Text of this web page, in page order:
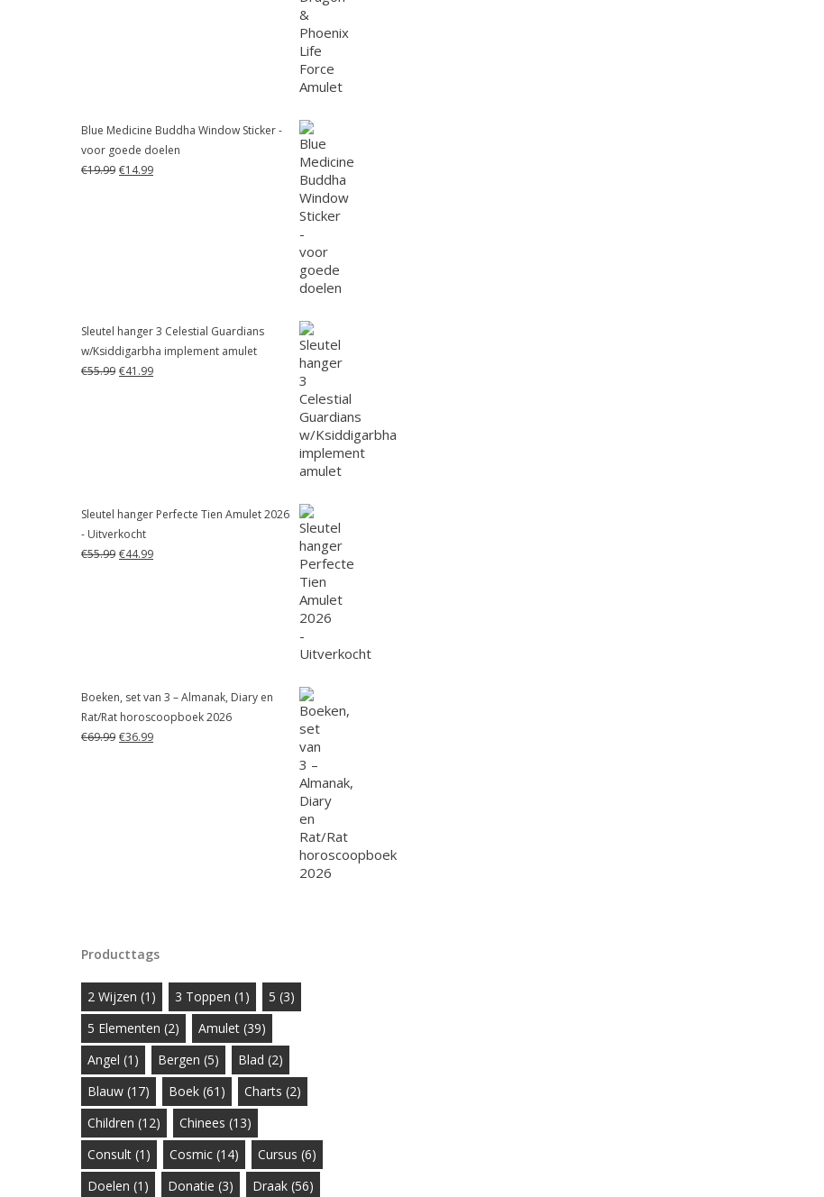
Blue Medicine Buddha Window Sticker -
voor goede doelen
€19.99 Oorspronkelijke
€14.99Huidige
Sleutel hanger 3 Celestial Guardians
w/Ksiddigarbha implement amulet
€55.99 Oorspronkelijke
€41.99Huidige
Sleutel hanger Perfecte Tien Amulet 2026
- Uitverkocht
€55.99 Oorspronkelijke
€44.99Huidige
Boeken, set van 3 – Almanak, Diary en
Rat/Rat horoscoopboek 2026
€69.99 Oorspronkelijke
€36.99Huidige
Producttags
2 Wijzen (1) 3 Toppen (1) 5 (3)
5 Elementen (2) Amulet (39)
Angel (1) Bergen (5) Blad (2)
Blauw (17) Boek (61) Charts (2)
Children (12) Chinees (13)
Consult (1) Cosmic (14) Cursus (6)
Doelen (1) Donatie (3) Draak (56)